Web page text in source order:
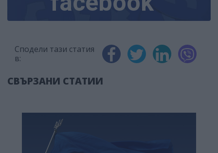
Сподели тази статия
в:
СВЪРЗАНИ СТАТИИ